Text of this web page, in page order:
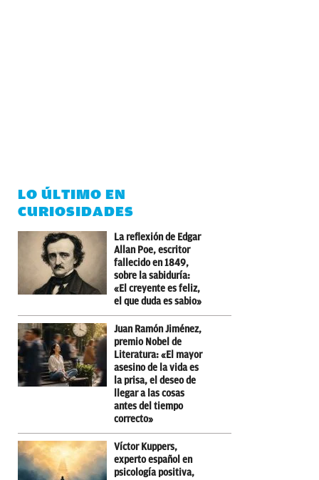
LO ÚLTIMO EN
CURIOSIDADES
La reflexión de Edgar
Allan Poe, escritor
fallecido en 1849,
sobre la sabiduría:
«El creyente es feliz,
el que duda es sabio»
Juan Ramón Jiménez,
premio Nobel de
Literatura: «El mayor
asesino de la vida es
la prisa, el deseo de
llegar a las cosas
antes del tiempo
correcto»
Víctor Kuppers,
experto español en
psicología positiva,